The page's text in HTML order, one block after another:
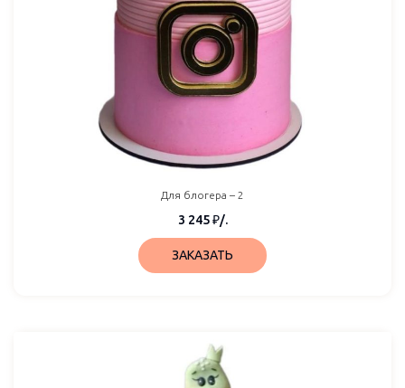
Для блогера – 2
3 245₽/.
ЗАКАЗАТЬ